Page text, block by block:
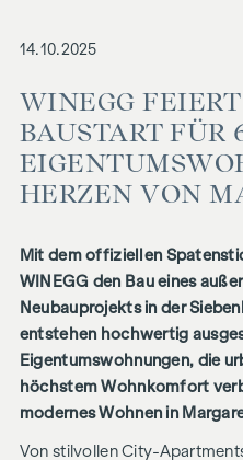
14.10.2025
WINEGG
BAUSTART FÜR
HERZEN VON
Mit dem offiziellen
WINEGG den Bau eines
Neubauprojekts in der
entstehen hochwertig
Eigentumswohnungen, die
höchstem Wohnkomfort
modernes Wohnen in
Von stilvollen City-